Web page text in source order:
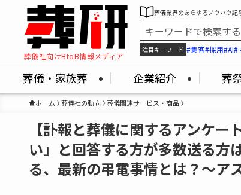
葬儀社向けBtoB情報メディア
葬儀業界のあらゆるノウハウ記
注目キーワード #集客#採用#AI#
葬儀・家族葬 企業紹介 葬
ホーム 葬儀社の動向 葬儀関連サービス・商品
【訃報と葬儀に関するアンケ
い」と回答する方が多数送る方
る、最新の弔電事情とは？～ア